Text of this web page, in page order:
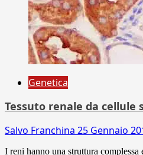
Genetica
Tessuto renale da cellule
Salvo Franchina 25 Gennaio
I reni hanno una struttura